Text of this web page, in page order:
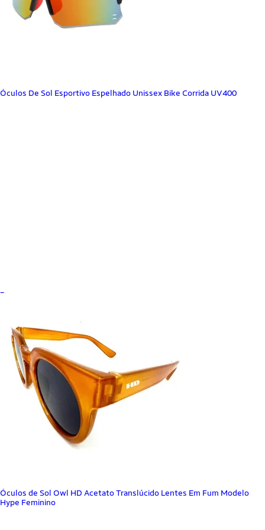
Óculos De Sol Esportivo Espelhado Unissex Bike Corrida UV400
Óculos de Sol Owl HD Acetato Translúcido Lentes Em Fum Modelo
Hype Feminino